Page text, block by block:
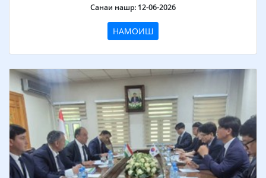
Санаи нашр: 12-06-2026
НАМОИШ